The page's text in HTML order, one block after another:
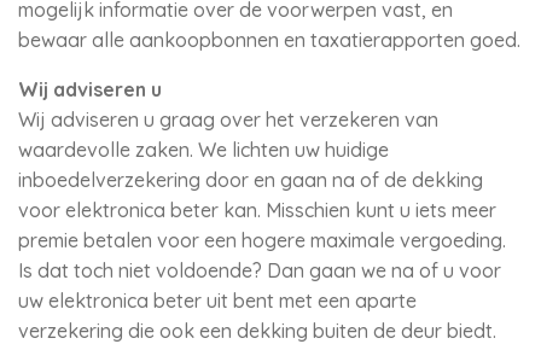
mogelijk informatie over de voorwerpen vast, en
bewaar alle aankoopbonnen en taxatierapporten goed.
Wij adviseren u
Wij adviseren u graag over het verzekeren van
waardevolle zaken. We lichten uw huidige
inboedelverzekering door en gaan na of de dekking
voor elektronica beter kan. Misschien kunt u iets meer
premie betalen voor een hogere maximale vergoeding.
Is dat toch niet voldoende? Dan gaan we na of u voor
uw elektronica beter uit bent met een aparte
verzekering die ook een dekking buiten de deur biedt.